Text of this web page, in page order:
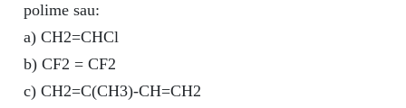
polime sau:
a) CH2=CHCl
b) CF2 = CF2
c) CH2=C(CH3)-CH=CH2